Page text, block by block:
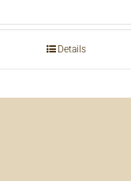
Details